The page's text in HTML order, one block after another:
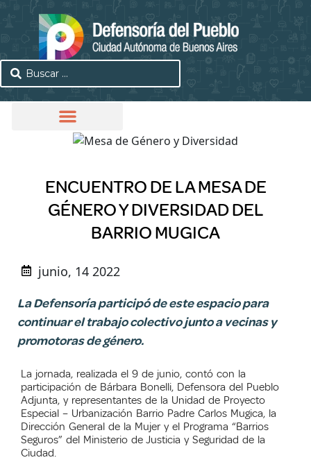
ENCUENTRO DE LA MESA DE
GÉNERO Y DIVERSIDAD DEL
BARRIO MUGICA
junio, 14 2022
La Defensoría participó de este espacio para
continuar el trabajo colectivo junto a vecinas y
promotoras de género.
La jornada, realizada el 9 de junio, contó con la
participación de Bárbara Bonelli, Defensora del Pueblo
Adjunta, y representantes de la Unidad de Proyecto
Especial – Urbanización Barrio Padre Carlos Mugica, la
Dirección General de la Mujer y el Programa “Barrios
Seguros” del Ministerio de Justicia y Seguridad de la
Ciudad.